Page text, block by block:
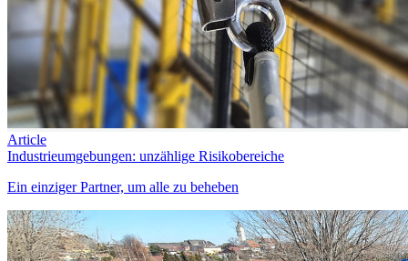
Article
Industrieumgebungen: unzählige Risikobereiche
Ein einziger Partner, um alle zu beheben